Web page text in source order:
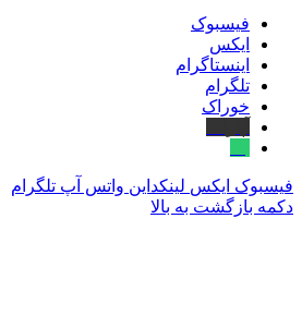
فیسبوک
ایکس
اینستاگرام
تلگرام
خوراک
فیسبوک ایکس لینکداین واتس آپ تلگرام
دکمه بازگشت به بالا